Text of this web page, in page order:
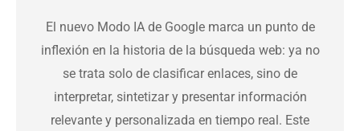
El nuevo Modo IA de Google marca un punto de
inflexión en la historia de la búsqueda web: ya no
se trata solo de clasificar enlaces, sino de
interpretar, sintetizar y presentar información
relevante y personalizada en tiempo real. Este